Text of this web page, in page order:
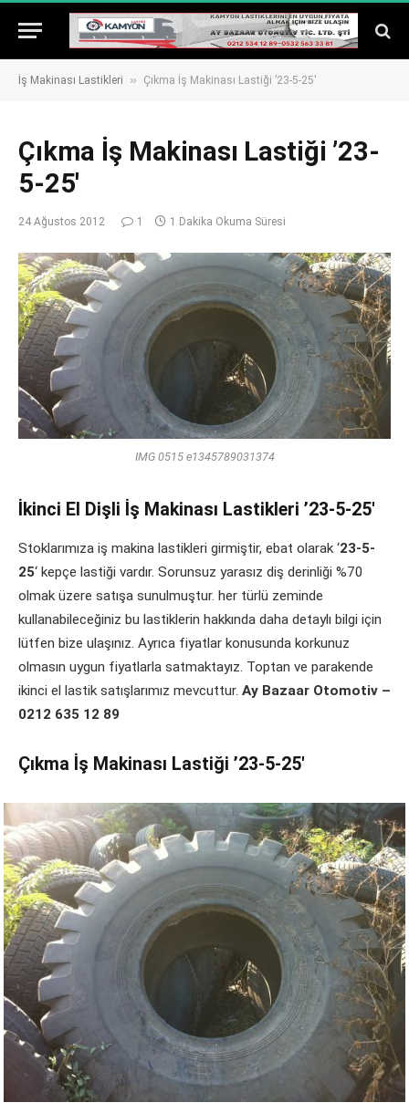
İş Makinası Lastikleri » Çıkma İş Makinası Lastiği ’23-5-25′
Çıkma İş Makinası Lastiği ’23-
5-25′
24 Ağustos 2012 1 1 Dakika Okuma Süresi
IMG 0515 e1345789031374
İkinci El Dişli İş Makinası Lastikleri ’23-5-25′
Stoklarımıza iş makina lastikleri girmiştir, ebat olarak ‘23-5-
25‘ kepçe lastiği vardır. Sorunsuz yarasız diş derinliği %70
olmak üzere satışa sunulmuştur. her türlü zeminde
kullanabileceğiniz bu lastiklerin hakkında daha detaylı bilgi için
lütfen bize ulaşınız. Ayrıca fiyatlar konusunda korkunuz
olmasın uygun fiyatlarla satmaktayız. Toptan ve parakende
ikinci el lastik satışlarımız mevcuttur. Ay Bazaar Otomotiv –
0212 635 12 89
Çıkma İş Makinası Lastiği ’23-5-25′